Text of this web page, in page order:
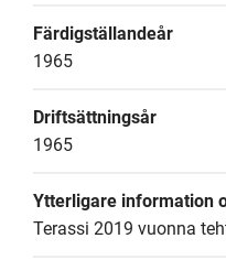
Färdigställandeår
1965
Driftsättningsår
1965
Ytterligare information
Terassi 2019 vuonna